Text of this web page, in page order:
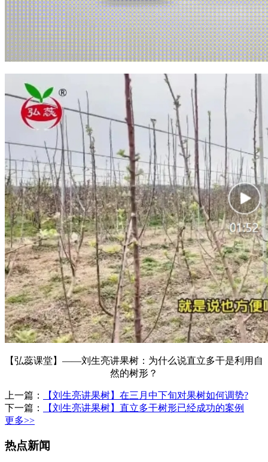
【弘蕊课堂】——刘生亮讲果树：为什么说直立多干是利用自
然的树形？
上一篇：
【刘生亮讲果树】在三月中下旬对果树如何调势?
下一篇：
【刘生亮讲果树】直立多干树形已经成功的案例
更多>>
热点新闻